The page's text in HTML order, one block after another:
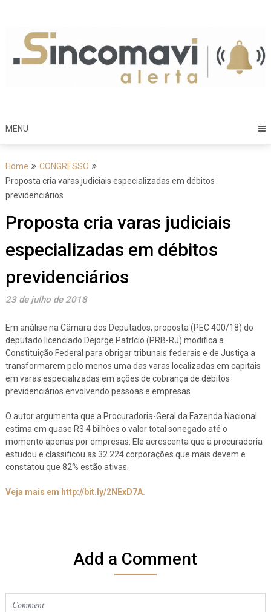
content
MENU
Home
CONGRESSO
Proposta cria varas judiciais especializadas em débitos
previdenciários
Proposta cria varas judiciais
especializadas em débitos
previdenciários
23 de julho de 2018
Em análise na Câmara dos Deputados, proposta (PEC 400/18) do
deputado licenciado Dejorge Patrício (PRB-RJ) modifica a
Constituição Federal para obrigar tribunais federais e de Justiça a
transformarem pelo menos uma das varas localizadas em capitais
em varas especializadas em ações de cobrança de débitos
previdenciários envolvendo pessoas e empresas.
O autor argumenta que a Procuradoria-Geral da Fazenda Nacional
estima em quase R$ 4 bilhões o valor total sonegado até o
momento apenas por empresas. Ele acrescenta que a procuradoria
estudou e classificou as 32.224 corporações que mais devem e
constatou que 82% estão ativas.
Veja mais em http://bit.ly/2NExD7A.
Add a Comment